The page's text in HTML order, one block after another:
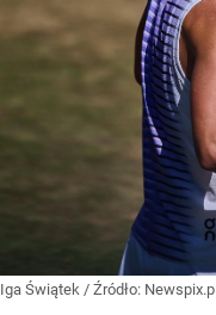
Iga Świątek / Źródło: Newspix.pl